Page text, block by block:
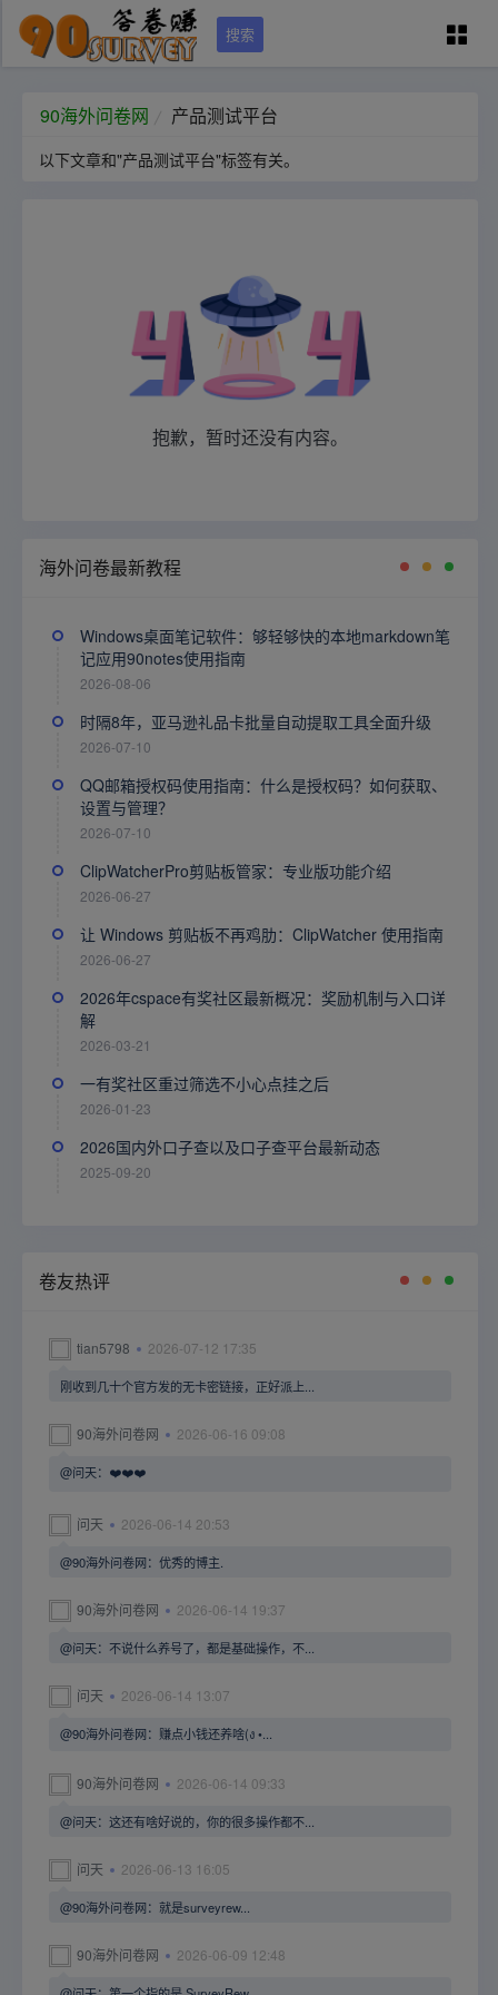
搜索
学员专区
问卷资源（可点）
90海外问卷网 产品测试平台
以下文章和"产品测试平台"标签有关。
抱歉，暂时还没有内容。
海外问卷最新教程
Windows桌面笔记软件：够轻够快的本地markdown笔
记应用90notes使用指南
2026-08-06
时隔8年，亚马逊礼品卡批量自动提取工具全面升级
2026-07-10
QQ邮箱授权码使用指南：什么是授权码？如何获取、
设置与管理？
2026-07-10
ClipWatcherPro剪贴板管家：专业版功能介绍
2026-06-27
让 Windows 剪贴板不再鸡肋：ClipWatcher 使用指南
2026-06-27
2026年cspace有奖社区最新概况：奖励机制与入口详
解
2026-03-21
一有奖社区重过筛选不小心点挂之后
2026-01-23
2026国内外口子查以及口子查平台最新动态
2025-09-20
卷友热评
tian5798 2026-07-12 17:35
刚收到几十个官方发的无卡密链接，正好派上...
90海外问卷网 2026-06-16 09:08
@问天：❤️❤️❤️
问天 2026-06-14 20:53
@90海外问卷网：优秀的博主.
90海外问卷网 2026-06-14 19:37
@问天：不说什么养号了，都是基础操作，不...
问天 2026-06-14 13:07
@90海外问卷网：赚点小钱还养啥(ง •...
90海外问卷网 2026-06-14 09:33
@问天：这还有啥好说的，你的很多操作都不...
问天 2026-06-13 16:05
@90海外问卷网：就是surveyrew...
90海外问卷网 2026-06-09 12:48